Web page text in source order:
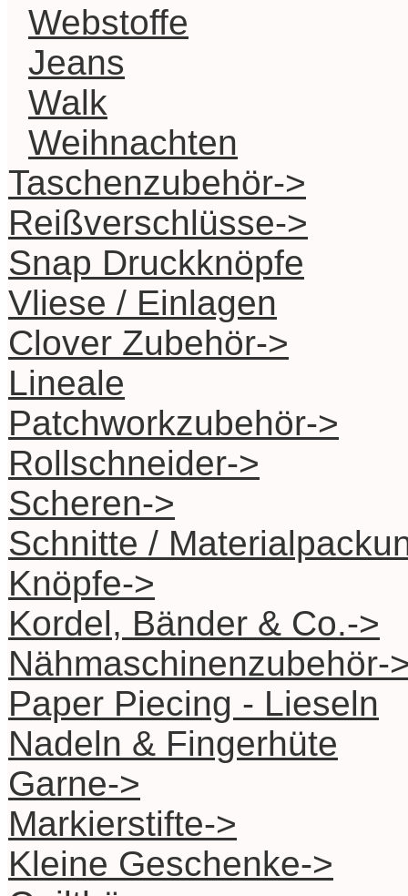
Webstoffe
Jeans
Walk
Weihnachten
Taschenzubehör->
Reißverschlüsse->
Snap Druckknöpfe
Vliese / Einlagen
Clover Zubehör->
Lineale
Patchworkzubehör->
Rollschneider->
Scheren->
Schnitte /
Knöpfe->
Kordel, Bänder & Co.->
Nähmaschinenzubehör-
Paper Piecing - Lieseln
Nadeln & Fingerhüte
Garne->
Markierstifte->
Kleine Geschenke->